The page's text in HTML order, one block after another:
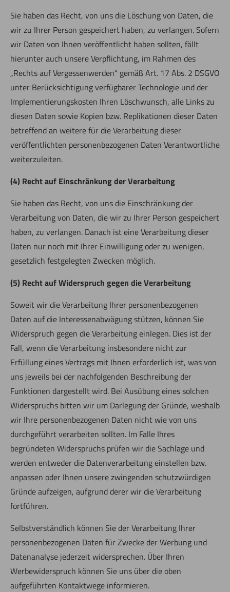
Sie haben das Recht, von uns die Löschung von Daten, die
wir zu Ihrer Person gespeichert haben, zu verlangen. Sofern
wir Daten von Ihnen veröffentlicht haben sollten, fällt
hierunter auch unsere Verpflichtung, im Rahmen des
„Rechts auf Vergessenwerden“ gemäß Art. 17 Abs. 2 DSGVO
unter Berücksichtigung verfügbarer Technologie und der
Implementierungskosten Ihren Löschwunsch, alle Links zu
diesen Daten sowie Kopien bzw. Replikationen dieser Daten
betreffend an weitere für die Verarbeitung dieser
veröffentlichten personenbezogenen Daten Verantwortliche
weiterzuleiten.
(4) Recht auf Einschränkung der Verarbeitung
Sie haben das Recht, von uns die Einschränkung der
Verarbeitung von Daten, die wir zu Ihrer Person gespeichert
haben, zu verlangen. Danach ist eine Verarbeitung dieser
Daten nur noch mit Ihrer Einwilligung oder zu wenigen,
gesetzlich festgelegten Zwecken möglich.
(5) Recht auf Widerspruch gegen die Verarbeitung
Soweit wir die Verarbeitung Ihrer personenbezogenen
Daten auf die Interessenabwägung stützen, können Sie
Widerspruch gegen die Verarbeitung einlegen. Dies ist der
Fall, wenn die Verarbeitung insbesondere nicht zur
Erfüllung eines Vertrags mit Ihnen erforderlich ist, was von
uns jeweils bei der nachfolgenden Beschreibung der
Funktionen dargestellt wird. Bei Ausübung eines solchen
Widerspruchs bitten wir um Darlegung der Gründe, weshalb
wir Ihre personenbezogenen Daten nicht wie von uns
durchgeführt verarbeiten sollten. Im Falle Ihres
begründeten Widerspruchs prüfen wir die Sachlage und
werden entweder die Datenverarbeitung einstellen bzw.
anpassen oder Ihnen unsere zwingenden schutzwürdigen
Gründe aufzeigen, aufgrund derer wir die Verarbeitung
fortführen.
Selbstverständlich können Sie der Verarbeitung Ihrer
personenbezogenen Daten für Zwecke der Werbung und
Datenanalyse jederzeit widersprechen. Über Ihren
Werbewiderspruch können Sie uns über die oben
aufgeführten Kontaktwege informieren.
Jetzt direkt die gemerkte Auswahl anfragen.